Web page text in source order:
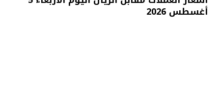
أغسطس 2026